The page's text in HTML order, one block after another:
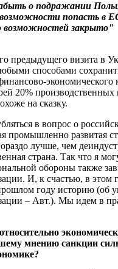
о подражании
попасть в
возможностей закрыто"
предыдущего визита в
способами
экономического
20%
на сказку.
в вопрос о
промышленно развитая
лучше, чем
страна. Так что я
обороны также
И, к счастью, в этом
году историю (об
– Авт.). Мы идем в
мнению санкции